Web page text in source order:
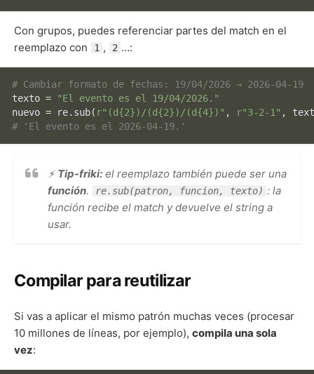
Con grupos, puedes referenciar partes del match en el
reemplazo con
1 , 2 …:
# Cambiar formato de fechas: 19/04/2026 → 2026-04-19
texto =
"El evento es el 19/04/2026."
nuevo = re.sub( r"(d{2})/(d{2})/(d{4})" ,
r"3-2-1"
# 'El evento es el 2026-04-19.'
⚡Tip-friki: el reemplazo también puede ser una
función. re.sub(patron, funcion, texto) : la
función recibe el match y devuelve el string a
usar.
Compilar para reutilizar
Si vas a aplicar el mismo patrón muchas veces (procesar
10 millones de líneas, por ejemplo), compila una sola
vez: